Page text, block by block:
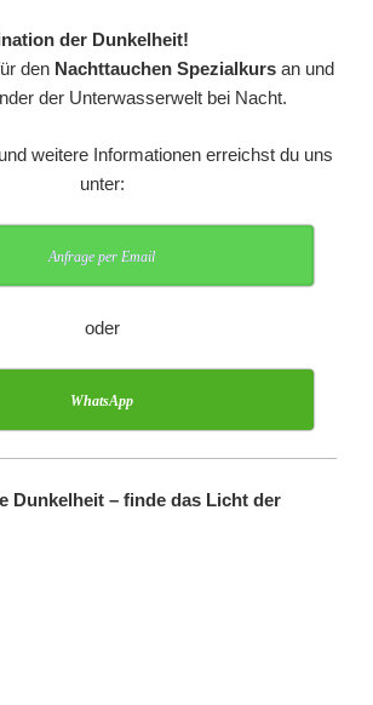
der Dunkelheit!
den Nachttauchen Spezialkurs an und
der Unterwasserwelt bei Nacht.
weitere Informationen erreichst du uns
unter:
Anfrage per Email
oder
WhatsApp
Dunkelheit – finde das Licht der